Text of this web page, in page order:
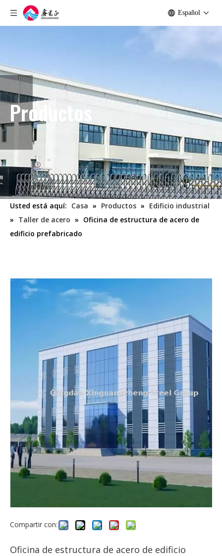
Español
Productos
Usted está aquí: Casa » Productos » Edificio industrial
» Taller de acero » Oficina de estructura de acero de
edificio prefabricado
Compartir con:
Oficina de estructura de acero de edificio